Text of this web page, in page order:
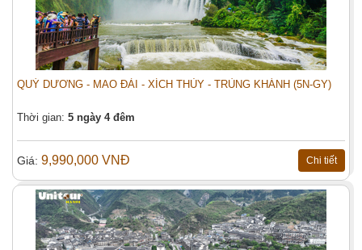
QUÝ DƯƠNG - MAO ĐÀI - XÍCH THỦY - TRÙNG KHÁNH (5N-GY)
Thời gian: 5 ngày 4 đêm
Giá: 9,990,000 VNĐ Chi tiết